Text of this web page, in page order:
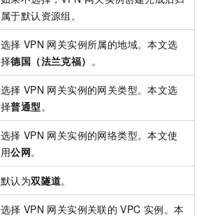
属于默认资源组。
选择 VPN 网关实例所属的地域。本文选
择德国（法兰克福） 。
选择 VPN 网关实例的网关类型。本文选
择普通型 。
选择 VPN 网关实例的网络类型。本文使
用公网。
默认为双隧道。
选择 VPN 网关实例关联的 VPC 实例。本